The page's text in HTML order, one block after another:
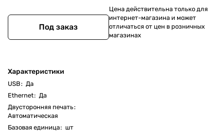
Под заказ
Характеристики
USB: Да
Ethernet: Да
Двусторонняя печать:
Автоматическая
Базовая единица: шт
Цена действительна только для
интернет-магазина и может
отличаться от цен в розничных
магазинах